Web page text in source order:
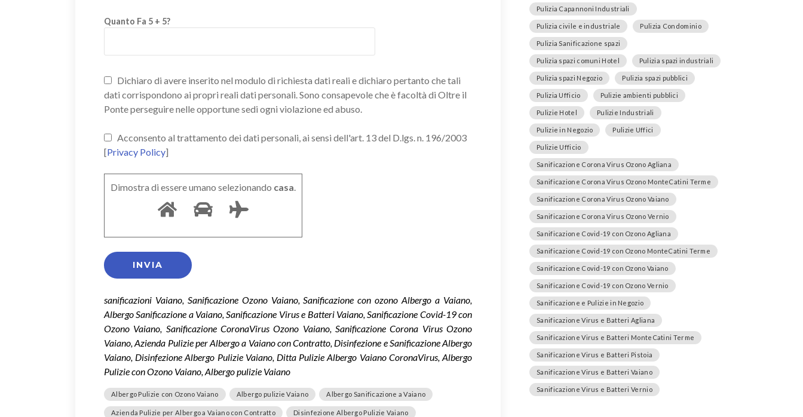
Quanto Fa 5 + 5?
Dichiaro di avere inserito nel modulo di richiesta dati reali e dichiaro pertanto che tali
dati corrispondono ai propri reali dati personali. Sono consapevole che è facoltà di Oltre il
Ponte perseguire nelle opportune sedi ogni violazione ed abuso.
Acconsento al trattamento dei dati personali, ai sensi dell'art. 13 del D.lgs. n. 196/2003
[Privacy Policy]
Dimostra di essere umano selezionando casa.
sanificazioni Vaiano, Sanificazione Ozono Vaiano, Sanificazione con ozono Albergo a Vaiano,
Albergo Sanificazione a Vaiano, Sanificazione Virus e Batteri Vaiano, Sanificazione Covid-19 con
Ozono Vaiano, Sanificazione CoronaVirus Ozono Vaiano, Sanificazione Corona Virus Ozono
Vaiano, Azienda Pulizie per Albergo a Vaiano con Contratto, Disinfezione e Sanificazione Albergo
Vaiano, Disinfezione Albergo Pulizie Vaiano, Ditta Pulizie Albergo Vaiano CoronaVirus, Albergo
Pulizie con Ozono Vaiano, Albergo pulizie Vaiano
Albergo Pulizie con Ozono Vaiano Albergo pulizie Vaiano Albergo Sanificazione a Vaiano
Azienda Pulizie per Albergo a Vaiano con Contratto Disinfezione Albergo Pulizie Vaiano
Pulizia Capannoni Industriali
Pulizia civile e industriale Pulizia Condominio
Pulizia Sanificazione spazi
Pulizia spazi comuni Hotel Pulizia spazi industriali
Pulizia spazi Negozio Pulizia spazi pubblici
Pulizia Ufficio Pulizie ambienti pubblici
Pulizie Hotel Pulizie Industriali
Pulizie in Negozio Pulizie Uffici
Pulizie Ufficio
Sanificazione Corona Virus Ozono Agliana
Sanificazione Corona Virus Ozono MonteCatini Terme
Sanificazione Corona Virus Ozono Vaiano
Sanificazione Corona Virus Ozono Vernio
Sanificazione Covid-19 con Ozono Agliana
Sanificazione Covid-19 con Ozono MonteCatini Terme
Sanificazione Covid-19 con Ozono Vaiano
Sanificazione Covid-19 con Ozono Vernio
Sanificazione e Pulizie in Negozio
Sanificazione Virus e Batteri Agliana
Sanificazione Virus e Batteri MonteCatini Terme
Sanificazione Virus e Batteri Pistoia
Sanificazione Virus e Batteri Vaiano
Sanificazione Virus e Batteri Vernio